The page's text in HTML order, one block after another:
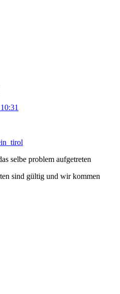
selbe problem aufgetreten
sind gültig und wir kommen